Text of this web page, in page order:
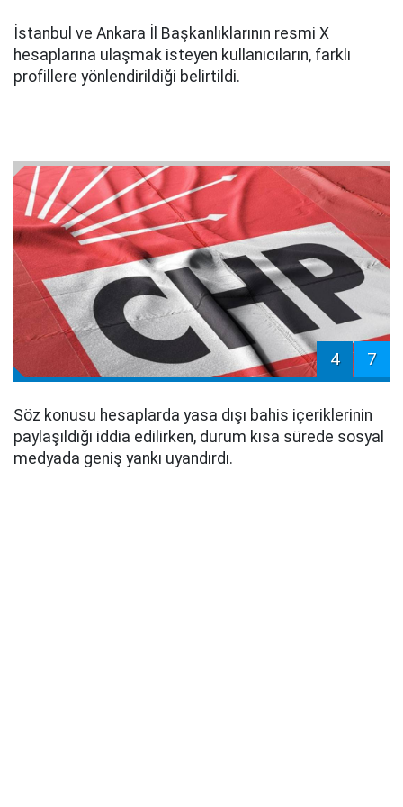
İstanbul ve Ankara İl Başkanlıklarının resmi X
hesaplarına ulaşmak isteyen kullanıcıların, farklı
profillere yönlendirildiği belirtildi.
4 7
Söz konusu hesaplarda yasa dışı bahis içeriklerinin
paylaşıldığı iddia edilirken, durum kısa sürede sosyal
medyada geniş yankı uyandırdı.